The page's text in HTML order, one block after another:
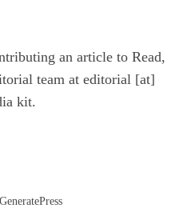
an article to Read,
team at editorial [at]
kit.